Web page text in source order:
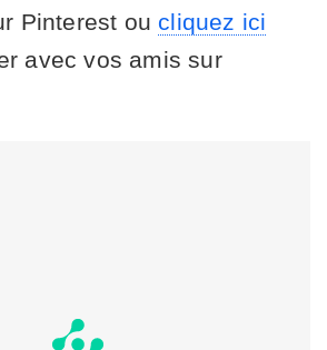
Pinterest ou cliquez ici
avec vos amis sur